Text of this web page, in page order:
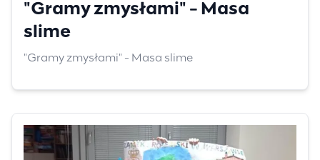
"Gramy zmysłami" - Masa
slime
"Gramy zmysłami" - Masa slime